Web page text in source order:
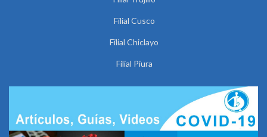
Filial Cusco
Filial Chiclayo
Filial Piura